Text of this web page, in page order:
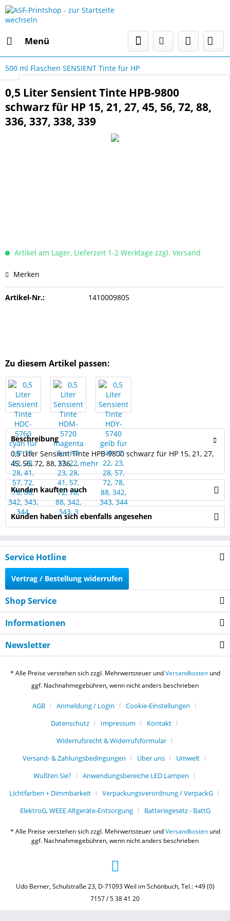
Menü
Select Language
500 ml Flaschen SENSIENT Tinte für HP
0,5 Liter Sensient Tinte HPB-9800
schwarz für HP 15, 21, 27, 45, 56, 72, 88,
336, 337, 338, 339
Artikel am Lager, Lieferzeit 1-2 Werktage zzgl. Versand
Merken
Artikel-Nr.: 1410009805
Zu diesem Artikel passen:
Beschreibung
0,5 Liter Sensient Tinte HPB-9800 schwarz für HP 15, 21, 27,
45, 56, 72, 88, 336,...mehr
Kunden kauften auch
Kunden haben sich ebenfalls angesehen
Service Hotline
Vertrag / Bestellung widerrufen
Shop Service
Informationen
Newsletter
* Alle Preise verstehen sich zzgl. Mehrwertsteuer undVersandkostenund
ggf. Nachnahmegebühren, wenn nicht anders beschrieben
AGB Anmeldung / Login
Cookie-Einstellungen
Datenschutz
Impressum
Kontakt
Widerrufsrecht & Widerrufsformular
Versand- & Zahlungsbedingungen
Über uns
Umwelt
Wußten Sie?
Anwendungsbereiche LED Lampen
Lichtfarben + Dimmbarkeit
Verpackungsverordnung / VerpackG
ElektroG, WEEE Altgeräte-Entsorgung
Batteriegesetz - BattG
* Alle Preise verstehen sich zzgl. Mehrwertsteuer undVersandkostenund
ggf. Nachnahmegebühren, wenn nicht anders beschrieben
Udo Berner, Schulstraße 23, D-71093 Weil im Schönbuch, Tel.: +49 (0)
7157 / 5 38 41 20